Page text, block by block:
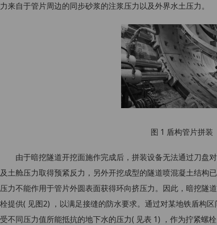
力来自于管片周边的同步砂浆的注浆压力以及外界水土压力。
图 1 盾构管片拼装
由于暗挖隧道开挖面施作完成后，拼装设备无法通过刀盘
及土舱压力取得预紧反力，另外开挖成型的隧道喷混凝土结构
压力不能作用于管片外圆表面获得环向挤压力。因此，暗挖隧
栓提供( 见图2) ，以满足接缝的防水要求。通过对某地铁盾构
受不同压力值所能抵抗的地下水的压力( 见表 1) ，作为拧紧螺